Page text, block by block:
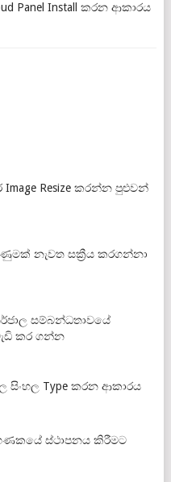
Panel Install කරන ආකාරය
Image Resize කරන්න පුළුවන්
නැවත සක්‍රීය කරගන්නා
සම්බන්ධතාවයේ
කර ගන්න
සිංහල Type කරන ආකාරය
ස්ථාපනය කිරීමට